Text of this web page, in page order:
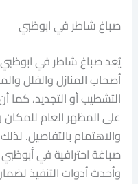
صباغ شاطر في ابوظبي
يُعد صباغ شاطر في
أصحاب المنازل والفلل
التشطيب أو التجديد، كما
على المظهر العام
والاهتمام بالتفاصيل.
صباغة احترافية في
وأحدث أدوات التنفيذ